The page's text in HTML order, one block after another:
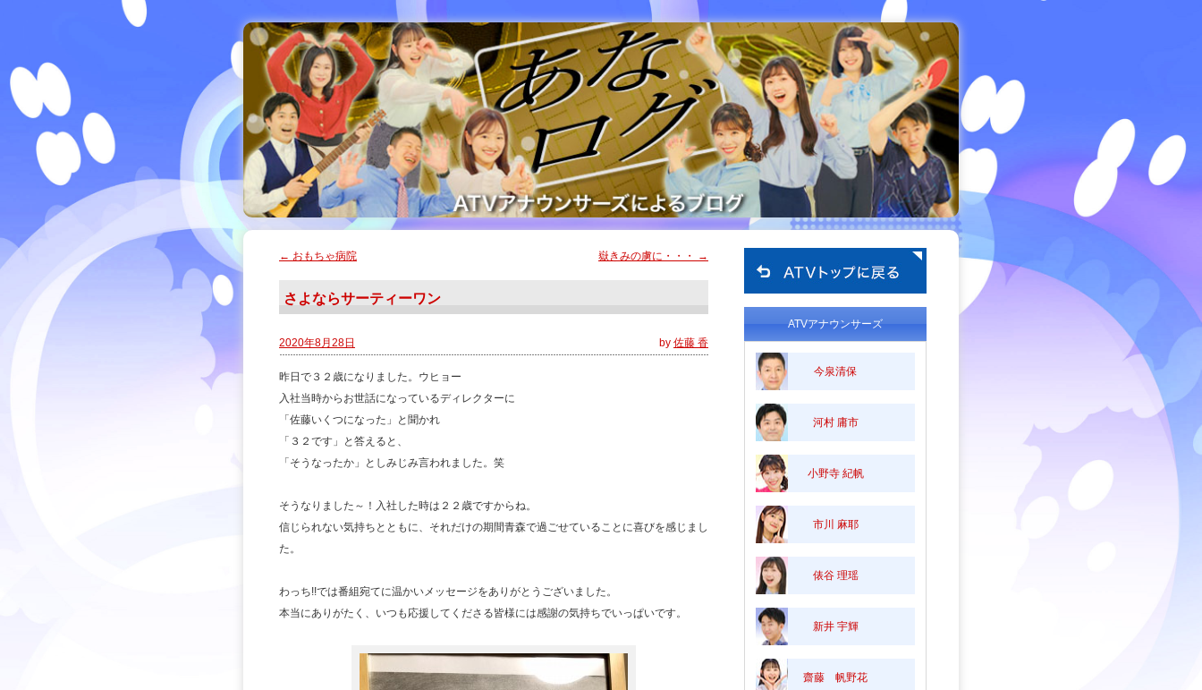
← おもちゃ病院 嶽きみの虜に・・・ →
さよならサーティーワン
2020年8月28日 by 佐藤 香
昨日で３２歳になりました。ウヒョー
入社当時からお世話になっているディレクターに
「佐藤いくつになった」と聞かれ
「３２です」と答えると、
「そうなったか」としみじみ言われました。笑
そうなりました～！入社した時は２２歳ですからね。
信じられない気持ちとともに、それだけの期間青森で過ごせていることに喜びを感じまし
た。
わっち!!では番組宛てに温かいメッセージをありがとうございました。
本当にありがたく、いつも応援してくださる皆様には感謝の気持ちでいっぱいです。
ATVアナウンサーズ
今泉清保
河村 庸市
小野寺 紀帆
市川 麻耶
俵谷 理瑶
新井 宇輝
齋藤 帆野花